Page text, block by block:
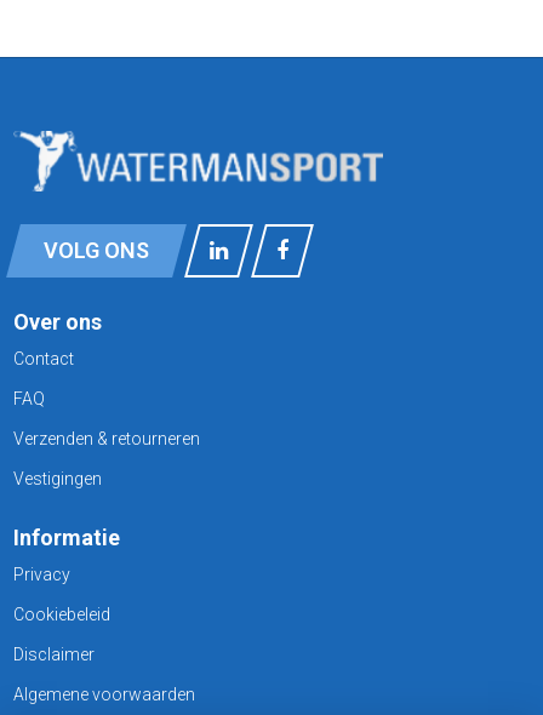
VOLG ONS
Over ons
Contact
FAQ
Verzenden & retourneren
Vestigingen
Informatie
Privacy
Cookiebeleid
Disclaimer
Algemene voorwaarden